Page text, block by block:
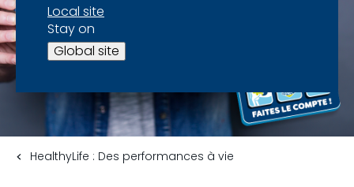
Local site
Stay on
Global site
HealthyLife : Des performances à vie